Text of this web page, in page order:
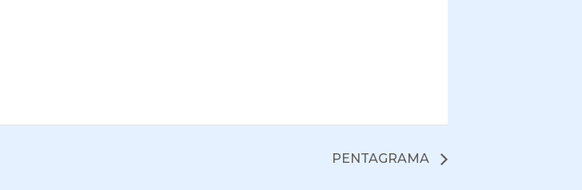
PENTAGRAMA